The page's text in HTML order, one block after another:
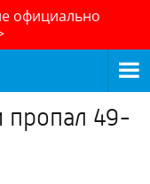
официально
пропал 49-